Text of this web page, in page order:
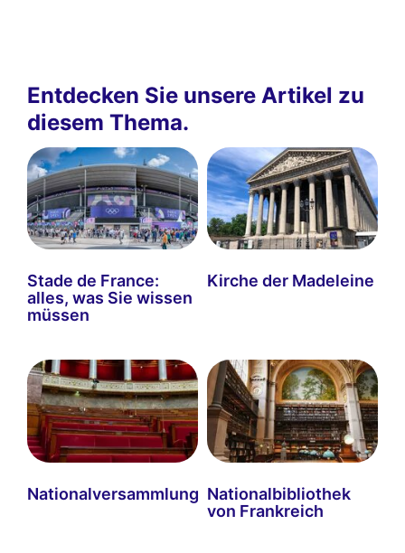
Entdecken Sie unsere Artikel zu
diesem Thema.
Stade de France:
alles, was Sie wissen
müssen
Kirche der Madeleine
Nationalversammlung Nationalbibliothek
von Frankreich